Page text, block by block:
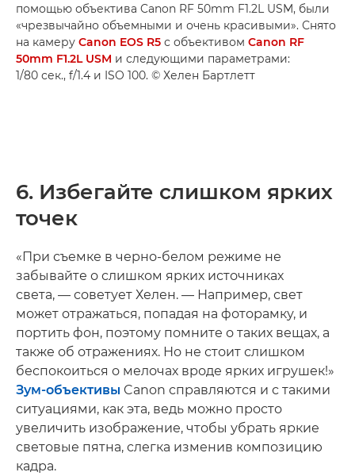
помощью объектива Canon RF 50mm F1.2L USM, были
«чрезвычайно объемными и очень красивыми». Снято
на камеру Canon EOS R5 с объективом Canon RF
50mm F1.2L USM и следующими параметрами:
1/80 сек., f/1.4 и ISO 100. © Хелен Бартлетт
6. Избегайте слишком ярких
точек
«При съемке в черно-белом режиме не
забывайте о слишком ярких источниках
света, — советует Хелен. — Например, свет
может отражаться, попадая на фоторамку, и
портить фон, поэтому помните о таких вещах, а
также об отражениях. Но не стоит слишком
беспокоиться о мелочах вроде ярких игрушек!»
Зум-объективы Canon справляются и с такими
ситуациями, как эта, ведь можно просто
увеличить изображение, чтобы убрать яркие
световые пятна, слегка изменив композицию
кадра.